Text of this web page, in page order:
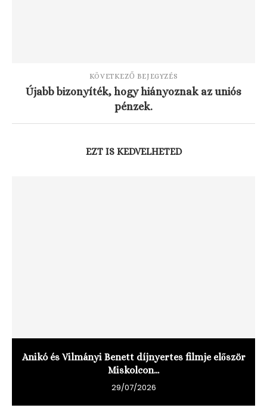
KÖVETKEZŐ BEJEGYZÉS
Újabb bizonyíték, hogy hiányoznak az uniós
pénzek.
EZT IS KEDVELHETED
Anikó és Vilmányi Benett díjnyertes filmje először
Miskolcon...
29/07/2026